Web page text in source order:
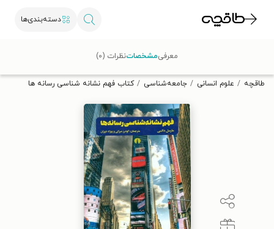
دسته‌بندی‌ها
تخفیف از طاقچه دریافت کن.
طاقچه علوم انسانی جامعه‌شناسی کتاب فهم نشانه شناسی رسانه ها
معرفیمشخصاتنظرات (۰)